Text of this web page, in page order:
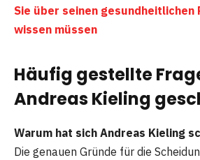
Sie über seinen gesundheitlichen
wissen müssen
Häufig gestellte
Andreas Kieling
Warum hat sich Andreas Kieling
Die genauen Gründe für die